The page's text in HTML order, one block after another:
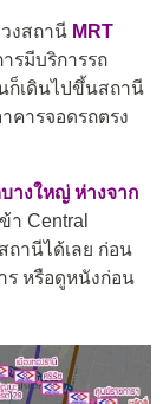
งสถานี MRT
รมีบริการรถ
ก็เดินไปขึ้นสถานี
คารจอดรถตรง
างใหญ่ ห่างจาก
า Central
ถานีได้เลย ก่อน
ร หรือดูหนังก่อน